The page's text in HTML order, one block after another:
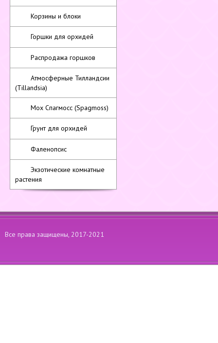
Корзины и блоки
Горшки для орхидей
Распродажа горшков
Атмосферные Тилландсии
(Tillandsia)
Мох Спагмосс (Spagmoss)
Грунт для орхидей
Фаленопсис
Экзотические комнатные
растения
Все права защищены, 2017-2021